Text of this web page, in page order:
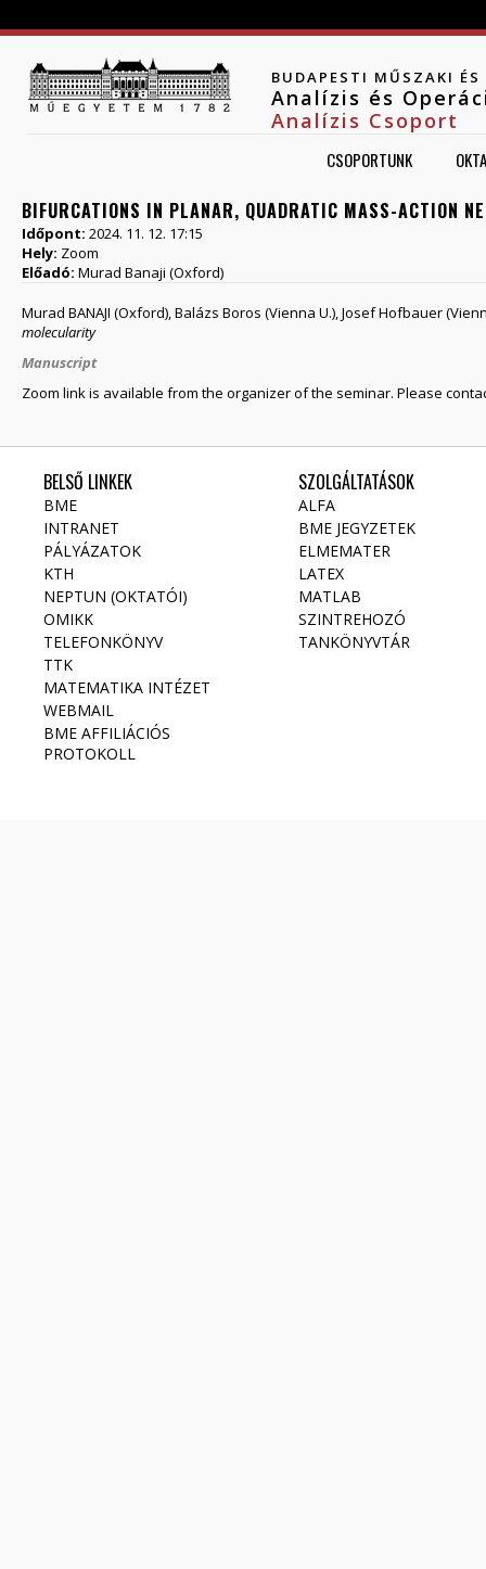
BUDAPESTI MŰSZAKI
Analízis és
Analízis Csoport
CSOPORTUNK
BIFURCATIONS IN PLANAR, QUADRATIC MASS-ACTION
Időpont: 2024. 11. 12. 17:15
Hely: Zoom
Előadó: Murad Banaji (Oxford)
Murad BANAJI (Oxford), Balázs Boros (Vienna U.), Josef Hofbauer
molecularity
Manuscript
Zoom link is available from the organizer of the seminar. Please
BELSŐ LINKEK
BME
INTRANET
PÁLYÁZATOK
KTH
NEPTUN (OKTATÓI)
OMIKK
TELEFONKÖNYV
TTK
MATEMATIKA INTÉZET
WEBMAIL
BME AFFILIÁCIÓS
PROTOKOLL
SZOLGÁLTATÁSOK
ALFA
BME JEGYZETEK
ELMEMATER
LATEX
MATLAB
SZINTREHOZÓ
TANKÖNYVTÁR